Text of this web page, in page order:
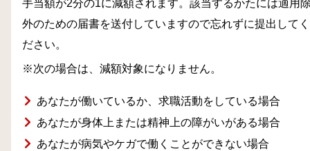
手当額が2分の1に減額されます。該当するかたには適用
外のための届書を送付していますので忘れずに提出してく
ださい。
※次の場合は、減額対象になりません。
あなたが働いているか、求職活動をしている場合
あなたが身体上または精神上の障がいがある場合
あなたが病気やケガで働くことができない場合